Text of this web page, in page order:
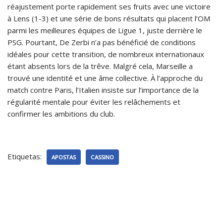
réajustement porte rapidement ses fruits avec une victoire
à Lens (1-3) et une série de bons résultats qui placent l’OM
parmi les meilleures équipes de Ligue 1, juste derrière le
PSG. Pourtant, De Zerbi n’a pas bénéficié de conditions
idéales pour cette transition, de nombreux internationaux
étant absents lors de la trêve. Malgré cela, Marseille a
trouvé une identité et une âme collective. À l’approche du
match contre Paris, l’Italien insiste sur l’importance de la
régularité mentale pour éviter les relâchements et
confirmer les ambitions du club.
Etiquetas: APOSTAS CASSINO